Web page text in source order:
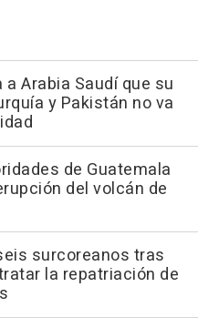
Arabia Saudí que su
y Pakistán no va
de Guatemala
del volcán de
surcoreanos tras
la repatriación de